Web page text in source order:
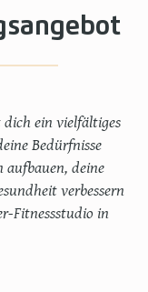
ein vielfältiges
Bedürfnisse
aufbauen, deine
verbessern
Fitnessstudio in